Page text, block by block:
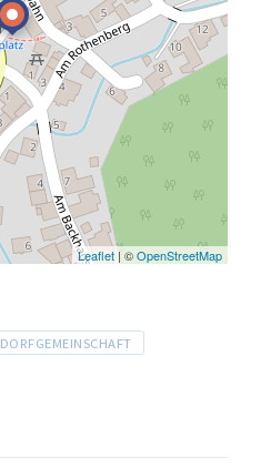
Leaflet | ©OpenStreetMap
DORFGEMEINSCHAFT